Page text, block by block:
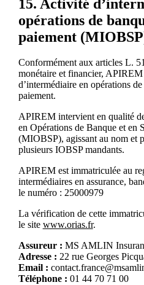
15. Activité
opérations de
paiement
Conformément aux articles L.
monétaire et financier,
d’intermédiaire en opérations
paiement.
APIREM intervient en qualité
en Opérations de Banque et en
(MIOBSP), agissant au nom et
plusieurs IOBSP mandants.
APIREM est immatriculée au
intermédiaires en assurance,
le numéro : 25000979
La vérification de cette
le site www.orias.fr.
Assureur : MS AMLIN
Adresse : 22 rue Georges
Email :
Téléphone : 01 44 70 71 00